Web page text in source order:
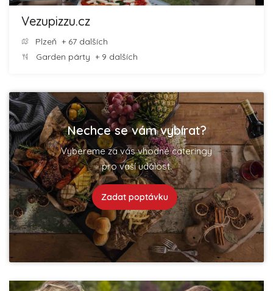
Vezupizzu.cz
Plzeň + 67 dalších
Garden párty + 9 dalších
Nechce se vám vybírat?
Vybereme za vás vhodné cateringy
pro vaší událost.
Zadat poptávku